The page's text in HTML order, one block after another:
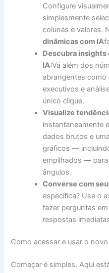
Configure
simplesmente
colunas e valores.
dinâmicas com IA
Descubra
IA:Vá além dos
abrangentes como
executivos e
único clique.
Visualize
instantaneamente
dados brutos e
gráficos —
empilhados —
ângulos.
Converse com
específica? Use o
fazer perguntas
respostas
Como acessar e usar o
Começar é simples. Aqui